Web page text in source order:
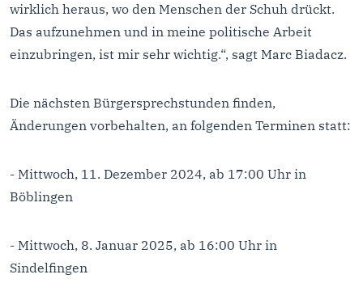
wirklich heraus, wo den Menschen der Schuh drückt.
Das aufzunehmen und in meine politische Arbeit
einzubringen, ist mir sehr wichtig.“, sagt Marc Biadacz.
Die nächsten Bürgersprechstunden finden,
Änderungen vorbehalten, an folgenden Terminen statt:
- Mittwoch, 11. Dezember 2024, ab 17:00 Uhr in
Böblingen
- Mittwoch, 8. Januar 2025, ab 16:00 Uhr in
Sindelfingen